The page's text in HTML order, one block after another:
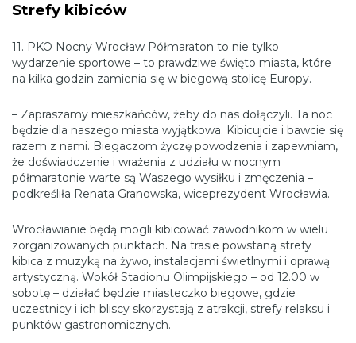
Strefy kibiców
11. PKO Nocny Wrocław Półmaraton to nie tylko
wydarzenie sportowe – to prawdziwe święto miasta, które
na kilka godzin zamienia się w biegową stolicę Europy.
– Zapraszamy mieszkańców, żeby do nas dołączyli. Ta noc
będzie dla naszego miasta wyjątkowa. Kibicujcie i bawcie się
razem z nami. Biegaczom życzę powodzenia i zapewniam,
że doświadczenie i wrażenia z udziału w nocnym
półmaratonie warte są Waszego wysiłku i zmęczenia –
podkreśliła Renata Granowska, wiceprezydent Wrocławia.
Wrocławianie będą mogli kibicować zawodnikom w wielu
zorganizowanych punktach. Na trasie powstaną strefy
kibica z muzyką na żywo, instalacjami świetlnymi i oprawą
artystyczną. Wokół Stadionu Olimpijskiego – od 12.00 w
sobotę – działać będzie miasteczko biegowe, gdzie
uczestnicy i ich bliscy skorzystają z atrakcji, strefy relaksu i
punktów gastronomicznych.